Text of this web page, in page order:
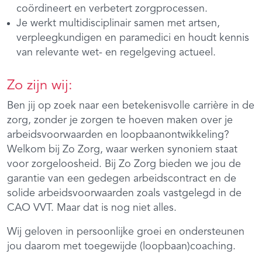
coördineert en verbetert zorgprocessen.
Je werkt multidisciplinair samen met artsen,
verpleegkundigen en paramedici en houdt kennis
van relevante wet- en regelgeving actueel.
Zo zijn wij:
Ben jij op zoek naar een betekenisvolle carrière in de
zorg, zonder je zorgen te hoeven maken over je
arbeidsvoorwaarden en loopbaanontwikkeling?
Welkom bij Zo Zorg, waar werken synoniem staat
voor zorgeloosheid. Bij Zo Zorg bieden we jou de
garantie van een gedegen arbeidscontract en de
solide arbeidsvoorwaarden zoals vastgelegd in de
CAO VVT. Maar dat is nog niet alles.
Wij geloven in persoonlijke groei en ondersteunen
jou daarom met toegewijde (loopbaan)coaching.